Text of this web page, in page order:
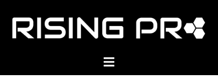
Inhalt
springen
Menü